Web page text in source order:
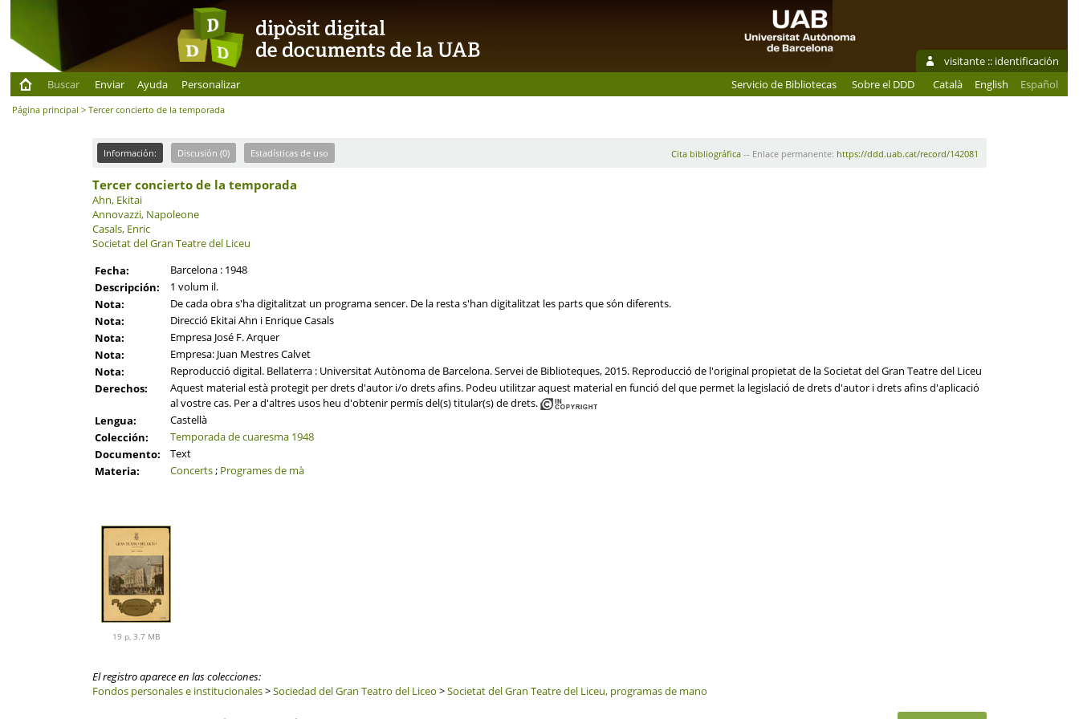
visitante :: identificación
Buscar
Enviar Ayuda Personalizar Servicio de Bibliotecas Sobre el DDD Català English Español
Página principal > Tercer concierto de la temporada
Información: Discusión (0) Estadísticas de uso Cita bibliográfica-- Enlace permanente: https://ddd.uab.cat/record/142081
Tercer concierto de la temporada
Ahn, Ekitai
Annovazzi, Napoleone
Casals, Enric
Societat del Gran Teatre del Liceu
Fecha:
Barcelona : 1948
Descripción:
1 volum il.
Nota:
De cada obra s'ha digitalitzat un programa sencer. De la resta s'han digitalitzat les parts que són diferents.
Nota:
Direcció Ekitai Ahn i Enrique Casals
Nota:
Empresa José F. Arquer
Nota:
Empresa: Juan Mestres Calvet
Nota:
Reproducció digital. Bellaterra : Universitat Autònoma de Barcelona. Servei de Biblioteques, 2015. Reproducció de l'original propietat de la Societat del Gran Teatre del Liceu
Derechos:
Aquest material està protegit per drets d'autor i/o drets afins. Podeu utilitzar aquest material en funció del que permet la legislació de drets d'autor i drets afins d'aplicació
al vostre cas. Per a d'altres usos heu d'obtenir permís del(s) titular(s) de drets.
Lengua:
Castellà
Colección:
Temporada de cuaresma 1948
Documento:
Text
Materia:
Concerts; Programes de mà
19 p, 3.7 MB
El registro aparece en las colecciones:
Fondos personales e institucionales>Sociedad del Gran Teatro del Liceo >Societat del Gran Teatre del Liceu, programas de mano